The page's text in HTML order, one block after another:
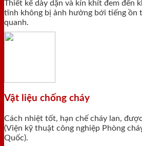
Thiết kế dày dặn và kín khít đem đến
tĩnh không bị ảnh hưởng bới tiếng ồn
quanh.
Vật liệu chống cháy
Cách nhiệt tốt, hạn chế cháy lan,
(Viện kỹ thuật công nghiệp Phòng
Quốc).